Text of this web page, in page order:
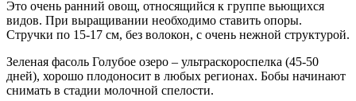
Это очень ранний овощ, относящийся к группе вьющихся
видов. При выращивании необходимо ставить опоры.
Стручки по 15-17 см, без волокон, с очень нежной структурой.
Зеленая фасоль Голубое озеро – ультраскороспелка (45-50
дней), хорошо плодоносит в любых регионах. Бобы начинают
снимать в стадии молочной спелости.